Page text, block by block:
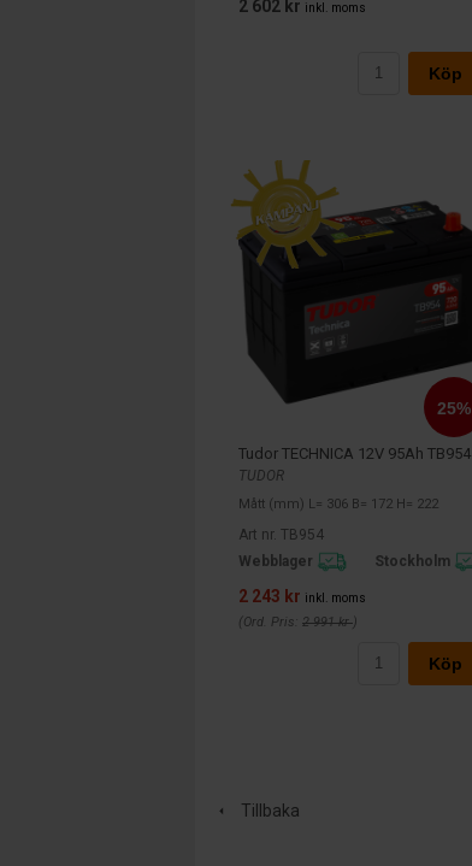
2 602 kr inkl. moms
Köp
Tudor TECHNICA 12V 95Ah TB954
TUDOR
Mått (mm) L= 306 B= 172 H= 222
Art nr. TB954
Webblager
Stockholm
2 243 kr inkl. moms
(Ord. Pris: 2 991 kr)
Köp
Tillbaka